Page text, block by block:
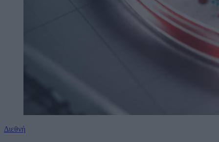
Διεθνή